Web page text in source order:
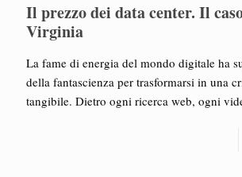
Il prezzo dei data center. Il
Virginia
La fame di energia del mondo digitale ha
della fantascienza per trasformarsi in una
tangibile. Dietro ogni ricerca web, ogni